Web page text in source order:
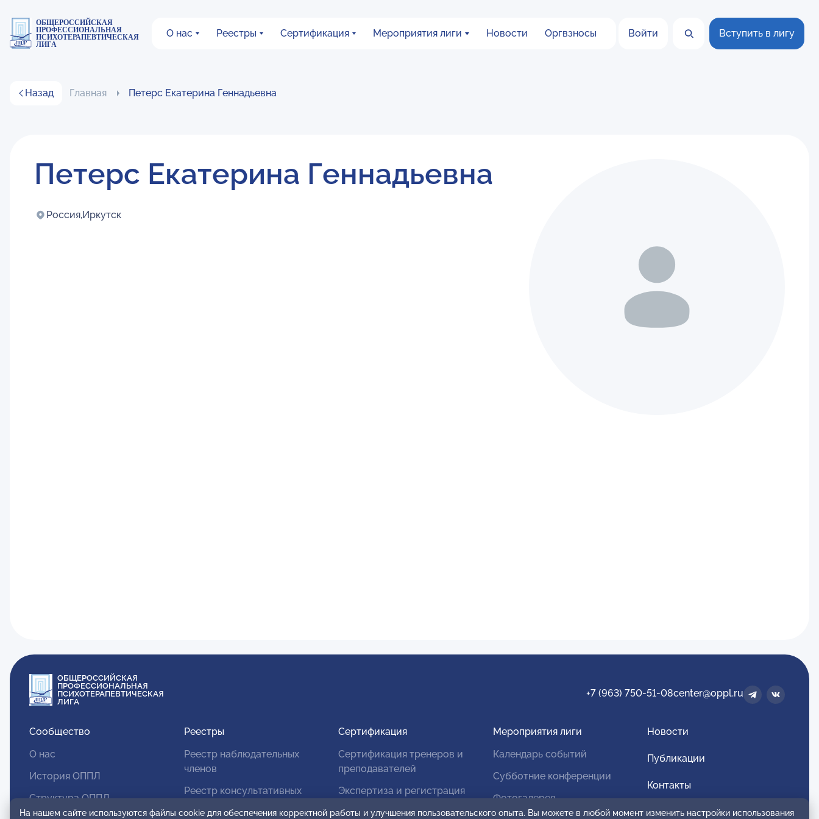
ОБЩЕРОССИЙСКАЯ
ПРОФЕССИОНАЛЬНАЯ
ПСИХОТЕРАПЕВТИЧЕСКАЯ
ЛИГА
О нас Реестры Сертификация Мероприятия лиги Новости Оргвзносы Войти Вступить в лигу
Назад Главная Петерс Екатерина Геннадьевна
Петерс Екатерина Геннадьевна
Россия,Иркутск
ОБЩЕРОССИЙСКАЯ
ПРОФЕССИОНАЛЬНАЯ
ПСИХОТЕРАПЕВТИЧЕСКАЯ
ЛИГА
+7 (963) 750-51-08center@oppl.ru
Сообщество
О нас
История ОППЛ
Структура ОППЛ
Реестры
Реестр наблюдательных
членов
Реестр консультативных
Сертификация
Сертификация тренеров и
преподавателей
Экспертиза и регистрация
Мероприятия лиги
Календарь событий
Субботние конференции
Фотогалерея
Новости
Публикации
Контакты
Для спонсоров и партнеров
На нашем сайте используются файлы cookie для обеспечения корректной работы и улучшения пользовательского опыта. Вы можете в любой момент изменить настройки использования